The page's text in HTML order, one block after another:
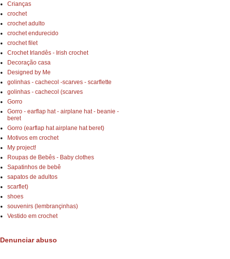
Crianças
crochet
crochet adulto
crochet endurecido
crochet filet
Crochet Irlandês - Irish crochet
Decoração casa
Designed by Me
golinhas - cachecol -scarves - scarflette
golinhas - cachecol (scarves
Gorro
Gorro - earflap hat - airplane hat - beanie -
beret
Gorro (earflap hat airplane hat beret)
Motivos em crochet
My project!
Roupas de Bebês - Baby clothes
Sapatinhos de bebê
sapatos de adultos
scarflet)
shoes
souvenirs (lembrançinhas)
Vestido em crochet
Denunciar abuso